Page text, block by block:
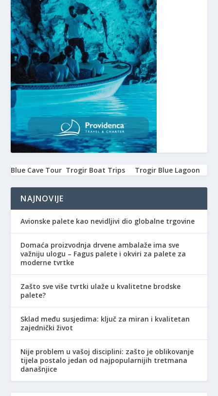
Blue Cave Tour Trogir Boat Trips Trogir Blue Lagoon
NAJNOVIJE
Avionske palete kao nevidljivi dio globalne trgovine
Domaća proizvodnja drvene ambalaže ima sve
važniju ulogu – Fagus palete i okviri za palete za
moderne tvrtke
Zašto sve više tvrtki ulaže u kvalitetne brodske
palete?
Sklad među susjedima: ključ za miran i kvalitetan
zajednički život
Nije problem u vašoj disciplini: zašto je oblikovanje
tijela postalo jedan od najpopularnijih tretmana
današnjice